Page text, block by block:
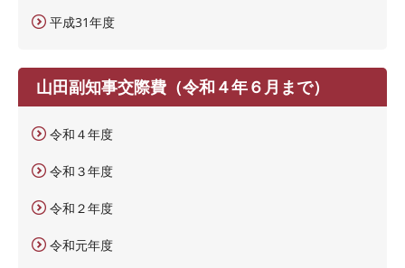
平成31年度
山田副知事交際費（令和４年６月まで）
令和４年度
令和３年度
令和２年度
令和元年度